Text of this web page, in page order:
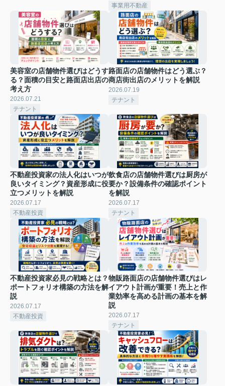
事業用不動産
美容室の店舗物件選びはどうす
る？面積の目安と路面店出店の
考え方
2026.07.21
テナント
路面店の店舗物件はどう選ぶ？
商店街出店のメリットを解説
2026.07.19
テナント
不動産投資家の法人化はいつが
良いタイミング？資産形成に役
立つメリットを解説
2026.07.17
不動産投資
飲食店の店舗物件選びは厨房が
要か？設備条件の確認ポイント
を解説
2026.07.17
テナント
不動産投資家必見の戦略とは？
ポートフォリオ構築の方法を解
説
2026.07.17
不動産投資
物販路面店の店舗物件選びはレ
イアウト計画が重要！売上と作
業効率を高める計画の基本を解
説
2026.07.17
テナント